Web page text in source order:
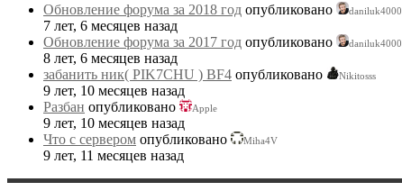
Обновление форума за 2018 год опубликовано daniluk4000
7 лет, 6 месяцев назад
Обновление форума за 2017 год опубликовано daniluk4000
8 лет, 6 месяцев назад
забанить ник( PIK7CHU ) BF4 опубликовано Nikitosss
9 лет, 10 месяцев назад
Разбан опубликовано Apple
9 лет, 10 месяцев назад
Что с сервером опубликовано Miha4V
9 лет, 11 месяцев назад